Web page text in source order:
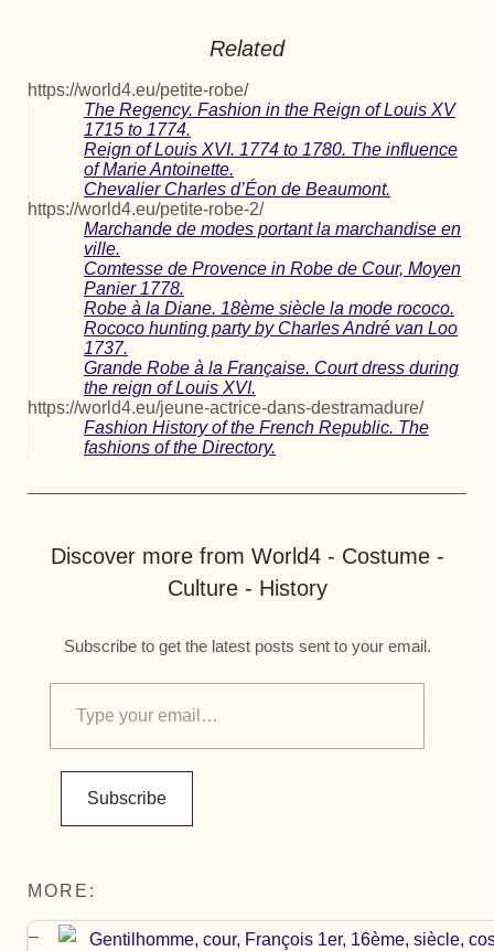
Related
https://world4.eu/petite-robe/
The Regency. Fashion in the Reign of Louis XV
1715 to 1774.
Reign of Louis XVI. 1774 to 1780. The influence
of Marie Antoinette.
Chevalier Charles d’Éon de Beaumont.
https://world4.eu/petite-robe-2/
Marchande de modes portant la marchandise en
ville.
Comtesse de Provence in Robe de Cour, Moyen
Panier 1778.
Robe à la Diane. 18ème siècle la mode rococo.
Rococo hunting party by Charles André van Loo
1737.
Grande Robe à la Française. Court dress during
the reign of Louis XVI.
https://world4.eu/jeune-actrice-dans-destramadure/
Fashion History of the French Republic. The
fashions of the Directory.
Discover more from World4 - Costume -
Culture - History
Subscribe to get the latest posts sent to your email.
Subscribe
MORE: